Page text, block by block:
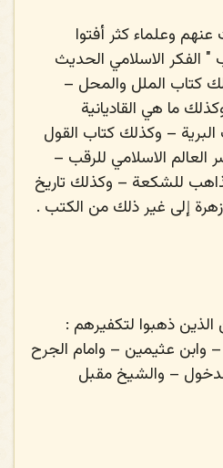
وعلماء كثر أفتوا
الفكر الاسلامي الحديث
كتاب الملل والمحل –
ما هي القاديانية
– وكذلك كتاب القول
العالم الاسلامي للرقب –
للشكعة – وكذلك تاريخ
إلى غير ذلك من الكتب .
الذين ذهبوا لتكفيرهم :
– وابن عثيمين – وامام الجرح
– والشيخ مقبل